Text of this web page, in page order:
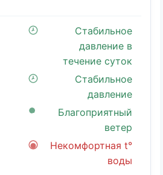
Стабильное
давление в
течение суток
Стабильное
давление
Благоприятный
ветер
Некомфортная t°
воды